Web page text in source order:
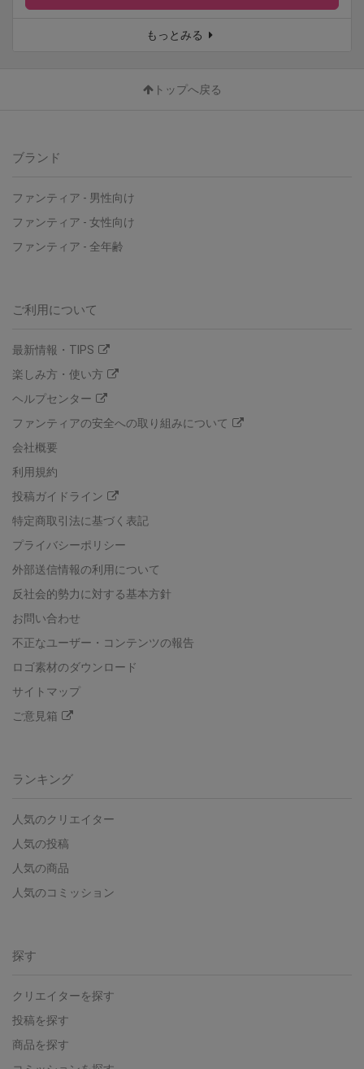
もっとみる
トップへ戻る
ブランド
ファンティア - 男性向け
ファンティア - 女性向け
ファンティア - 全年齢
ご利用について
最新情報・TIPS
楽しみ方・使い方
ヘルプセンター
ファンティアの安全への取り組みについて
会社概要
利用規約
投稿ガイドライン
特定商取引法に基づく表記
プライバシーポリシー
外部送信情報の利用について
反社会的勢力に対する基本方針
お問い合わせ
不正なユーザー・コンテンツの報告
ロゴ素材のダウンロード
サイトマップ
ご意見箱
ランキング
人気のクリエイター
人気の投稿
人気の商品
人気のコミッション
探す
クリエイターを探す
投稿を探す
商品を探す